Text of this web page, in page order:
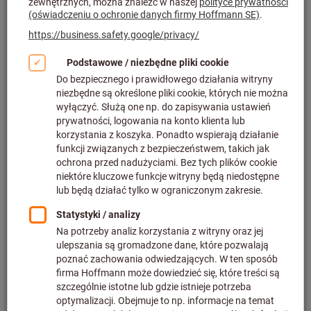
HB iHE dostępne wtej samej cenie co HA. KształtHB:zamawia się,
Seria: Pro Steel
Proces obróbki: Wiercenie w pełnym materiale (BVB)
Strategia skrawania: HPC
Tolerancja średnicy skrawania: Klasa tolerancji wg ISO
Kształt uchwytu: Standard
Typ uchwytu: chwyt walcowy
Złącze: Miejsce rozdzielenia 1
pokaż więcej
Filtr
123103 3
Średnica trzonka : 6 mm
Długość chwytu:36 mm
Min. średnica skrawania: 3 mm